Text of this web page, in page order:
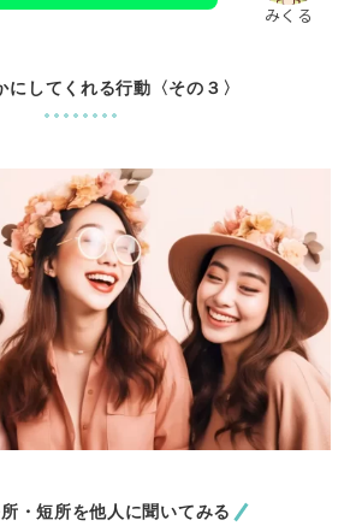
みくる
にしてくれる行動〈その３〉
・短所を他人に聞いてみる